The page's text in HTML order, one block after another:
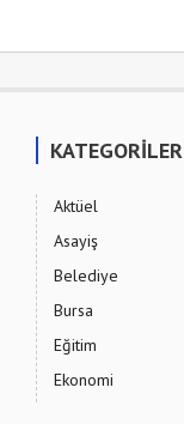
KATEGORİLER
Aktüel
Asayiş
Belediye
Bursa
Eğitim
Ekonomi